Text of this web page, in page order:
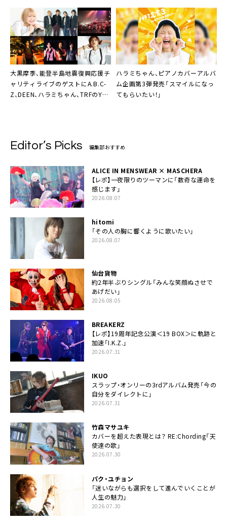
大黒摩季、能登半島地震復興応援チ
ャリティライブのゲストにA.B.C-
Z、DEEN、ハラミちゃん、TRFのYU-
ハラミちゃん、ピアノカバーアルバ
ム企画第3弾発売「スマイルになっ
てもらいたい！」
Editor’s Picks 編集部おすすめ
ALICE IN MENSWEAR × MASCHERA
【レポ】一夜限りのツーマンに「数奇な運命を
感じます」
2026.08.07
hitomi
「その人の胸に響くように歌いたい」
2026.08.07
仙台貨物
約2年半ぶりシングル「みんな笑顔ぬさせで
あげだい」
2026.08.05
BREAKERZ
【レポ】19周年記念公演＜19 BOX＞に軌跡と
加速「I.K.Z.」
2026.07.31
IKUO
スラップ・オンリーの3rdアルバム発売「今の
自分をダイレクトに」
2026.07.31
竹森マサユキ
カバーを超えた表現とは？ RE:Chording「天
使達の歌」
2026.07.30
パク・ユチョン
「迷いながらも選択をして進んでいくことが
人生の魅力」
2026.07.30